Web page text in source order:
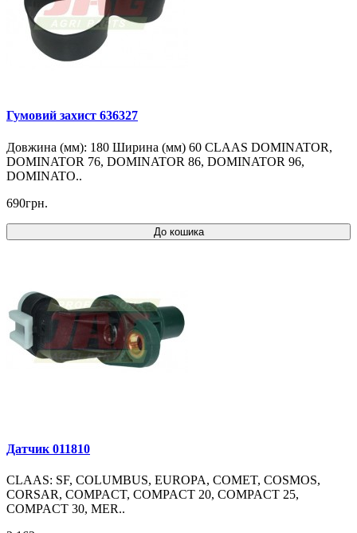
Гумовий захист 636327
Довжина (мм): 180 Ширина (мм) 60 CLAAS DOMINATOR,
DOMINATOR 76, DOMINATOR 86, DOMINATOR 96,
DOMINATO..
690грн.
До кошика
Датчик 011810
CLAAS: SF, COLUMBUS, EUROPA, COMET, COSMOS,
CORSAR, COMPACT, COMPACT 20, COMPACT 25,
COMPACT 30, MER..